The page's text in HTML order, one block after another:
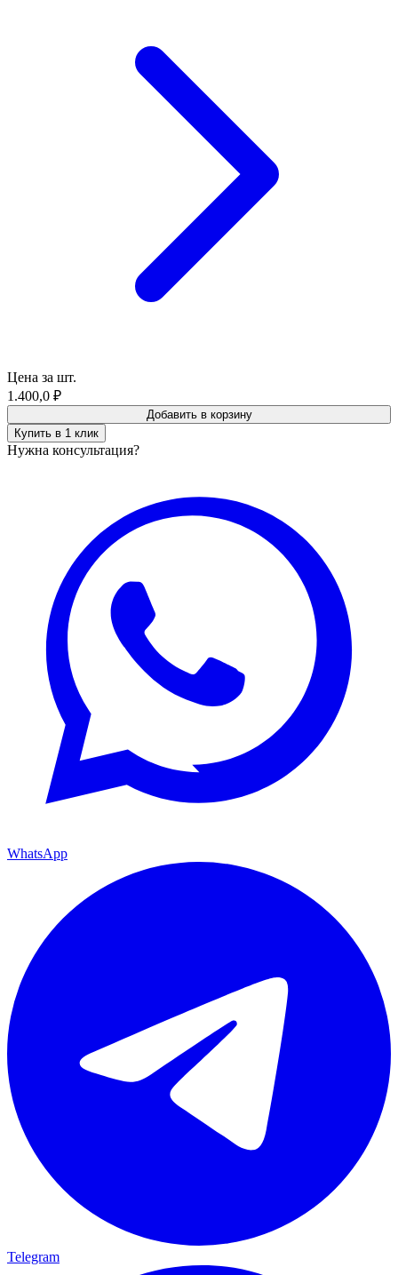
Цена за шт.
1.400,0 ₽
Добавить в корзину
Купить в 1 клик
Нужна консультация?
WhatsApp
Telegram